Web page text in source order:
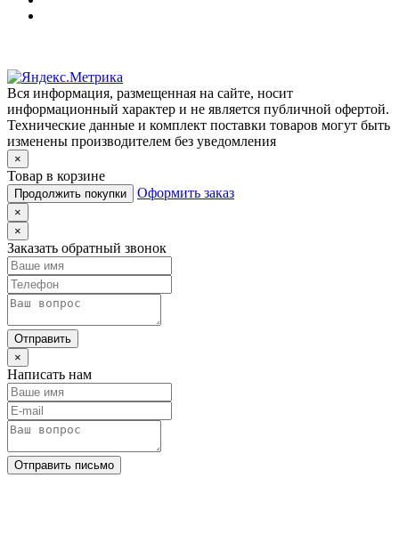
Вся информация, размещенная на сайте, носит
информационный характер и не является публичной офертой.
Технические данные и комплект поставки товаров могут быть
изменены производителем без уведомления
×
Товар в корзине
Продолжить покупки Оформить заказ
×
×
Заказать обратный звонок
Отправить
×
Написать нам
Отправить письмо